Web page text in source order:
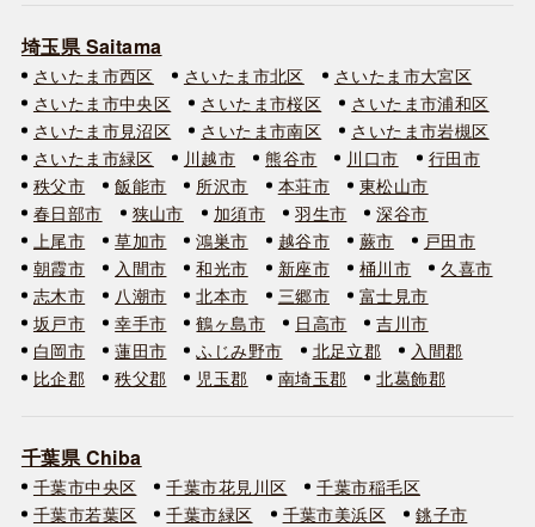
埼玉県 Saitama
さいたま市西区 さいたま市北区
さいたま市大宮区
さいたま市中央区
さいたま市桜区
さいたま市浦和区
さいたま市見沼区
さいたま市南区
さいたま市岩槻区
さいたま市緑区
川越市 熊谷市 川口市
行田市
秩父市
飯能市 所沢市 本荘市
東松山市
春日部市
狭山市 加須市 羽生市
深谷市
上尾市
草加市 鴻巣市 越谷市 蕨市
戸田市
朝霞市
入間市 和光市 新座市 桶川市
久喜市
志木市
八潮市 北本市 三郷市
富士見市
坂戸市
幸手市 鶴ヶ島市 日高市
吉川市
白岡市
蓮田市 ふじみ野市 北足立郡
入間郡
比企郡
秩父郡 児玉郡 南埼玉郡 北葛飾郡
千葉県 Chiba
千葉市中央区 千葉市花見川区
千葉市稲毛区
千葉市若葉区
千葉市緑区 千葉市美浜区
銚子市